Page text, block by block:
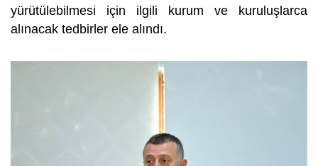
yürütülebilmesi için ilgili kurum ve kuruluşlarca
alınacak tedbirler ele alındı.